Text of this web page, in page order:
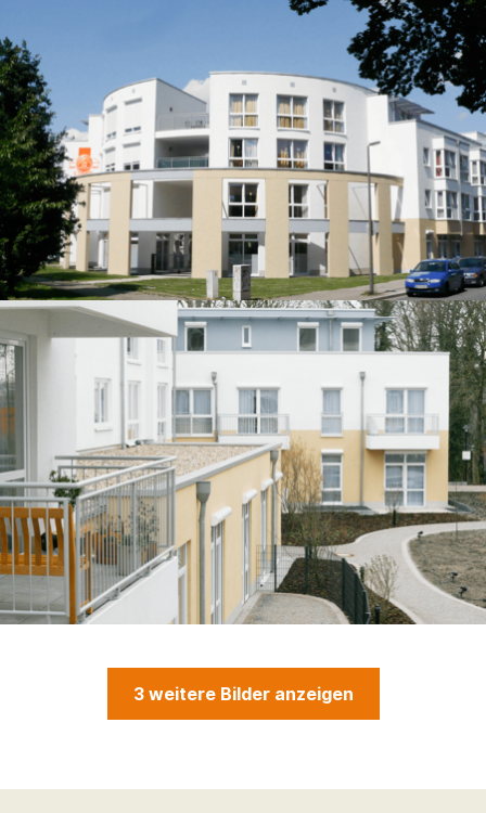
3 weitere Bilder anzeigen